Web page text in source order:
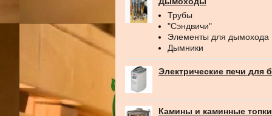
Трубы
"Сэндвичи"
Элементы для дымохода
Дымники
Электрические печи для
Камины и каминные топки